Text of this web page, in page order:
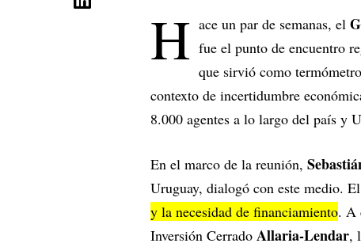
H ace un par de semanas, el
fue el punto de encuentro
que sirvió como
contexto de incertidumbre
8.000 agentes a lo largo del país y
En el marco de la reunión,
Uruguay, dialogó con este medio.
y la necesidad de financiamiento. A
Inversión Cerrado Allaria-Lendar,